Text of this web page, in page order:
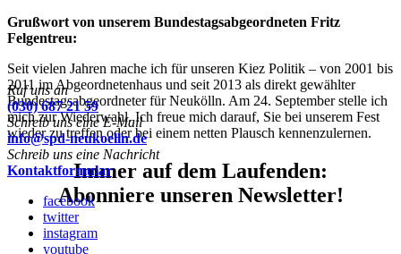
Grußwort von unserem Bundestagsabgeordneten Fritz
Felgentreu:
Seit vielen Jahren mache ich für unseren Kiez Politik – von 2001 bis
2011 im Abgeordnetenhaus und seit 2013 als direkt gewählter
Bundestagsabgeordneter für Neukölln. Am 24. September stelle ich
mich zur Wiederwahl. Ich freue mich darauf, Sie bei unserem Fest
wieder zu treffen oder bei einem netten Plausch kennenzulernen.
Immer auf dem Laufenden:
Abonniere unseren Newsletter!
Ruf uns an
(030) 687 21 59
Schreib uns eine E-Mail
info@spd-neukoelln.de
Schreib uns eine Nachricht
Kontaktformular
facebook
twitter
instagram
youtube